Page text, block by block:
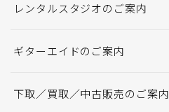
レンタルスタジオのご案内
ギターエイドのご案内
下取／買取／中古販売のご案内